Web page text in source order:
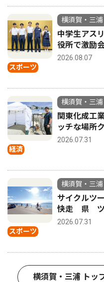
スポーツ
横須賀・三浦
中学生アス
役所で激励
2026.08.07
経済
横須賀・三浦
関東化成工
ッチな場所
2026.07.31
スポーツ
横須賀・三浦
サイクルツ
快走 県 ツ
2026.07.31
横須賀・三浦 トッ